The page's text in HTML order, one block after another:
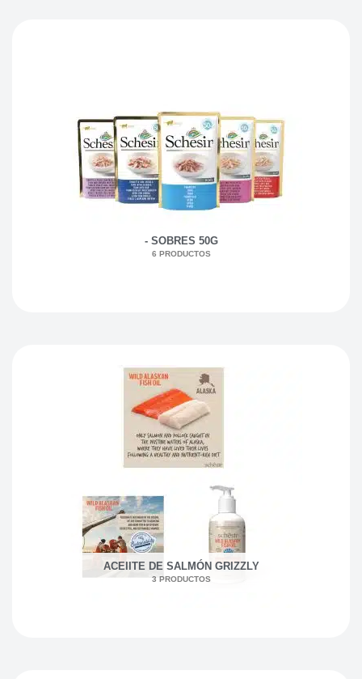
- SOBRES 50G
6 PRODUCTOS
ACEIITE DE SALMÓN GRIZZLY
3 PRODUCTOS